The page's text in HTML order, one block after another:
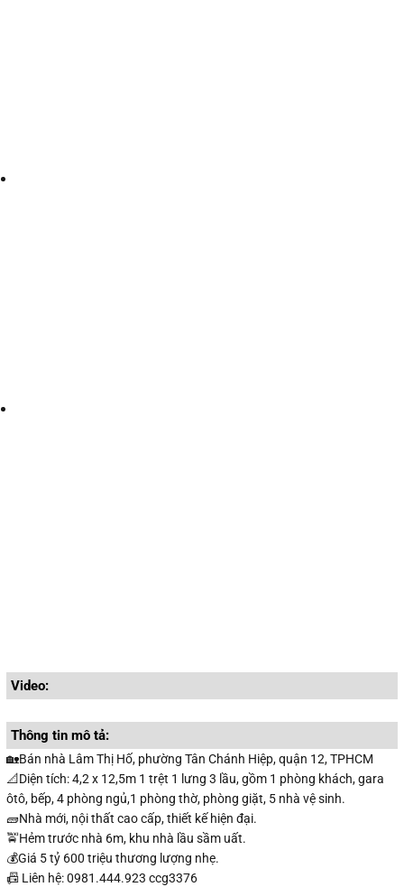
Video:
Thông tin mô tả:
🏡Bán nhà Lâm Thị Hố, phường Tân Chánh Hiệp, quận 12, TPHCM
📐Diện tích: 4,2 x 12,5m 1 trệt 1 lưng 3 lầu, gồm 1 phòng khách, gara
ôtô, bếp, 4 phòng ngủ,1 phòng thờ, phòng giặt, 5 nhà vệ sinh.
🧱Nhà mới, nội thất cao cấp, thiết kế hiện đại.
🚖Hẻm trước nhà 6m, khu nhà lầu sầm uất.
💰Giá 5 tỷ 600 triệu thương lượng nhẹ.
📠 Liên hệ: 0981.444.923 ccg3376